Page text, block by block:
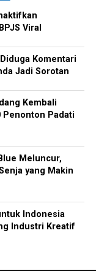
Viral
Komentari
Jadi Sorotan
Kembali
Penonton Padati
Meluncur,
yang Makin
Indonesia
Industri Kreatif